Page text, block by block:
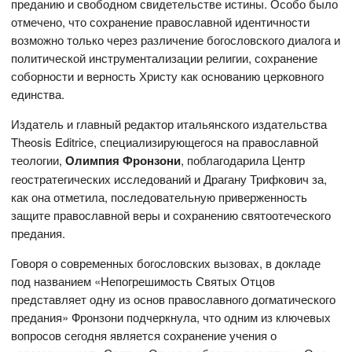
преданию и свободном свидетельстве истины. Особо было
отмечено, что сохранение православной идентичности
возможно только через различение богословского диалога и
политической инструментализации религии, сохранение
соборности и верность Христу как основанию церковного
единства.
Издатель и главный редактор итальянского издательства
Theosis Editrice, специализирующегося на православной
теологии,Олимпия Фронзони, поблагодарила Центр
геостратегических исследований и Драгану Трифкович за,
как она отметила, последовательную приверженность
защите православной веры и сохранению святоотеческого
предания.
Говоря о современных богословских вызовах, в докладе
под названием «Непогрешимость Святых Отцов
представляет одну из основ православного догматического
предания» Фронзони подчеркнула, что одним из ключевых
вопросов сегодня является сохранение учения о